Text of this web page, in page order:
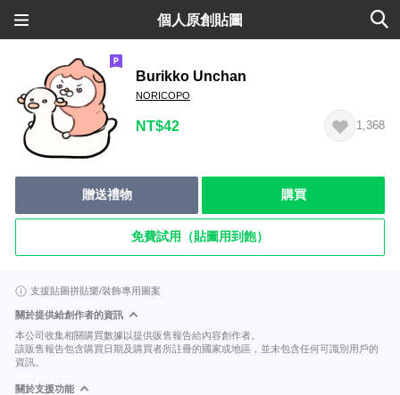
個人原創貼圖
Burikko Unchan
NORICOPO
NT$42 1,368
贈送禮物 購買
免費試用（貼圖用到飽）
支援貼圖拼貼樂/裝飾專用圖案
關於提供給創作者的資訊
本公司收集相關購買數據以提供販售報告給內容創作者。
該販售報告包含購買日期及購買者所註冊的國家或地區，並未包含任何可識別用戶的
資訊。
關於支援功能